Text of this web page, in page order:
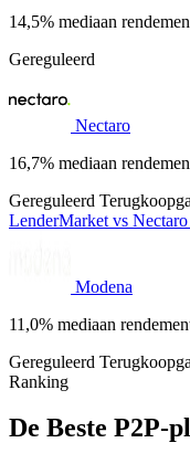
14,5% mediaan
Gereguleerd
Nectaro
16,7% mediaan
Gereguleerd
LenderMarket vs
Modena
11,0% mediaan
Gereguleerd
Ranking
De Beste P2P-